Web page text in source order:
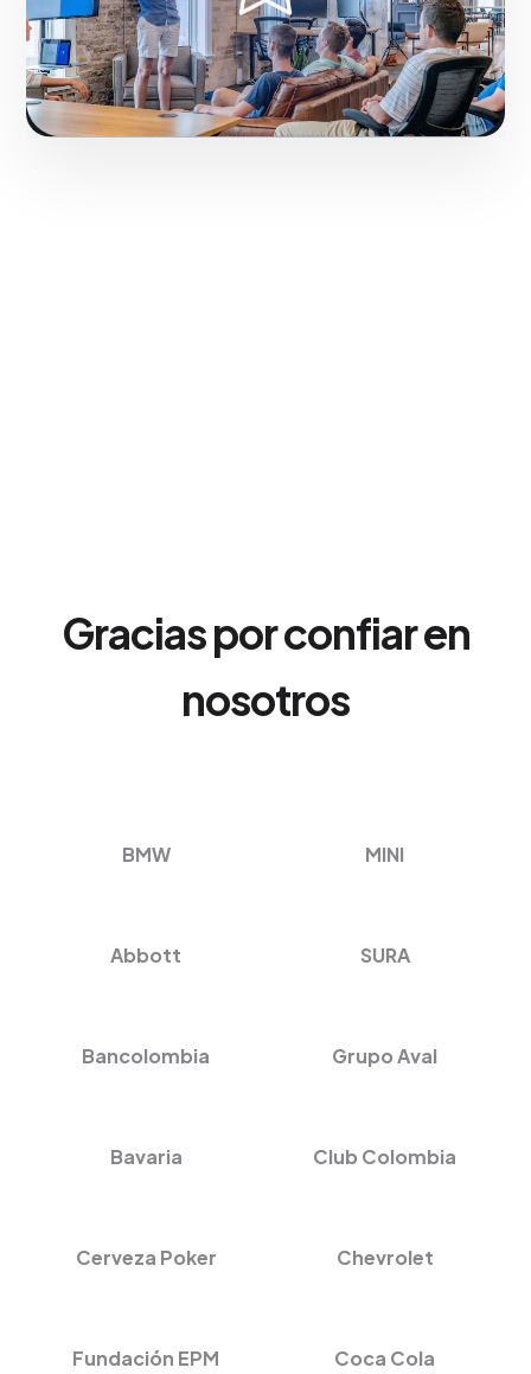
Gracias por confiar en
nosotros
BMW MINI
Abbott SURA
Bancolombia Grupo Aval
Bavaria Club Colombia
Cerveza Poker Chevrolet
Fundación EPM Coca Cola